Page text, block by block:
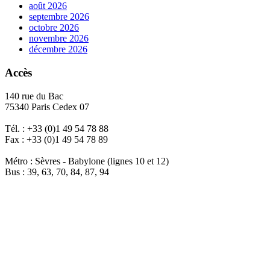
août 2026
septembre 2026
octobre 2026
novembre 2026
décembre 2026
Accès
140 rue du Bac
75340 Paris Cedex 07
Tél. : +33 (0)1 49 54 78 88
Fax : +33 (0)1 49 54 78 89
Métro : Sèvres - Babylone (lignes 10 et 12)
Bus : 39, 63, 70, 84, 87, 94